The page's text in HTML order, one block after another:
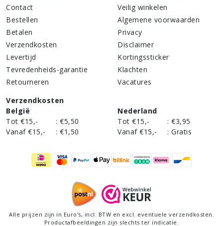
Contact
Bestellen
Betalen
Verzendkosten
Levertijd
Tevredenheids-garantie
Retourneren
Veilig winkelen
Algemene voorwaarden
Privacy
Disclaimer
Kortingssticker
Klachten
Vacatures
Verzendkosten
België
Tot €15,-
: €5,50
Vanaf €15,-
: €1,50
Nederland
Tot €15,-
: €3,95
Vanaf €15,-
: Gratis
Alle prijzen zijn in Euro's, incl . BTW en excl. eventuele verzendkosten.
Productafbeeldingen zijn slechts ter indicatie.